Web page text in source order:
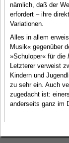
nämlich, daß der
erfordert – ihre
Variationen.
Alles in allem
Musik« gegenüber
»Schuloper« für die
Letzterer verweist
Kindern und
zu sehr ein. Auch
zugedacht ist:
anderseits ganz im